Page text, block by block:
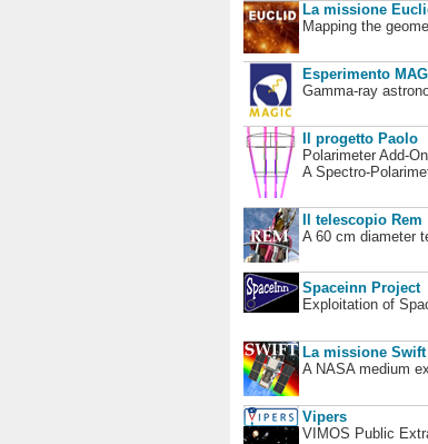
La missione
Mapping the
Esperimento
Gamma-ray
Il progetto Paolo
Polarimeter Add-
A Spectro-
Il telescopio Rem
A 60 cm diameter
Spaceinn Project
Exploitation of
La missione Swift
A NASA medium
Vipers
VIMOS Public